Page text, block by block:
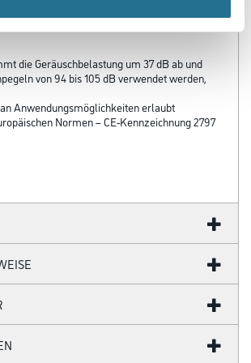
Besucher in lauten Umgebungen leicht
die Geräuschbelastung um 37 dB ab und
von 94 bis 105 dB verwendet werden,
Anwendungsmöglichkeiten erlaubt
Normen – CE-Kennzeichnung 2797